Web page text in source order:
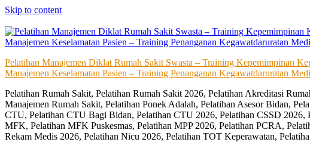
Skip to content
Pelatihan Manajemen Diklat Rumah Sakit Swasta – Training Kepemimpinan
Manajemen Keselamatan Pasien – Training Penanganan Kegawatdaruratan
Pelatihan Rumah Sakit, Pelatihan Rumah Sakit 2026, Pelatihan Akreditasi
Manajemen Rumah Sakit, Pelatihan Ponek Adalah, Pelatihan Asesor Bidan,
CTU, Pelatihan CTU Bagi Bidan, Pelatihan CTU 2026, Pelatihan CSSD
MFK, Pelatihan MFK Puskesmas, Pelatihan MPP 2026, Pelatihan PCRA,
Rekam Medis 2026, Pelatihan Nicu 2026, Pelatihan TOT Keperawatan,